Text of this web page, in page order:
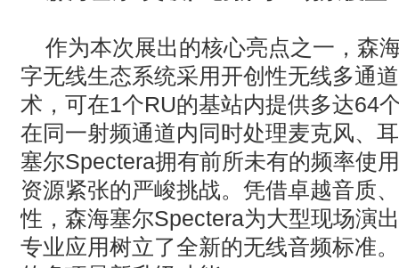
作为本次展出的核心亮点之一，森
字无线生态系统采用开创性无线多通
术，可在1个RU的基站内提供多达64
在同一射频通道内同时处理麦克风、
塞尔Spectera拥有前所未有的频率使
资源紧张的严峻挑战。凭借卓越音质
性，森海塞尔Spectera为大型现场演
专业应用树立了全新的无线音频标准